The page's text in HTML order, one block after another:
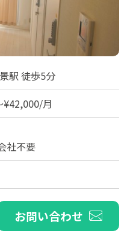
駅 徒歩5分
¥42,000/月
社不要
お問い合わせ